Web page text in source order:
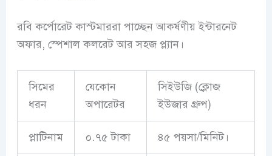
রবি কর্পোরেট কাস্টমাররা পাচ্ছেন আকর্ষণীয় ইন্টারনেট
অফার, স্পেশাল কলরেট আর সহজ প্ল্যান।
সিমের
ধরন
যেকোন
অপারেটর
সিইউজি (ক্লোজ
ইউজার গ্রুপ)
প্লাটিনাম ০.৭৫ টাকা ৪৫ পয়সা/মিনিট।